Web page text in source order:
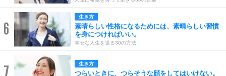
6
生き方
素晴らしい性格になるためには、素晴らしい習慣
を身につければいい。
幸せな人生を送る30の方法
7 生き方
つらいときに、つらそうな顔をしてはいけない。